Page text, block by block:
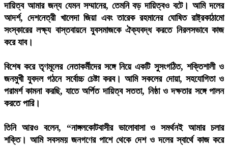
দায়িত্ব আমার জন্য যেমন সম্মানের, তেমনি বড় দায়িত্বও বটে। আমি দলের
আদর্শ, দেশনেত্রী খালেদা জিয়া এবং তারেক রহমানের ঘোষিত রাষ্ট্রকাঠামো
সংস্কারের লক্ষ্য বাস্তবায়নে যুবসমাজকে ঐক্যবদ্ধ করতে নিরলসভাবে কাজ
করে যাব।
বিশেষ করে তৃণমূলের নেতাকর্মীদের সঙ্গে নিয়ে একটি সুসংগঠিত, শক্তিশালী ও
জনমুখী যুবদল গঠনে সর্বোচ্চ চেষ্টা করব। আমি সকলের দোয়া, সহযোগিতা ও
পরামর্শ কামনা করছি, যাতে অর্পিত দায়িত্ব সততা, নিষ্ঠা ও দক্ষতার সঙ্গে পালন
করতে পারি।
তিনি আরও বলেন, “নাঙ্গলকোটবাসীর ভালোবাসা ও সমর্থনই আমার চলার
শক্তি। আমি সবসময় জনগণের পাশে থেকে দেশ ও দলের স্বার্থে কাজ করে